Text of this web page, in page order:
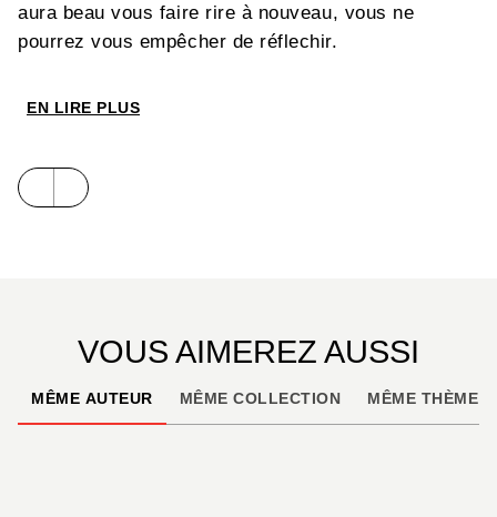
aura beau vous faire rire à nouveau, vous ne
pourrez vous empêcher de réflechir.
EN LIRE PLUS
VOUS AIMEREZ AUSSI
MÊME AUTEUR MÊME COLLECTION MÊME THÈME